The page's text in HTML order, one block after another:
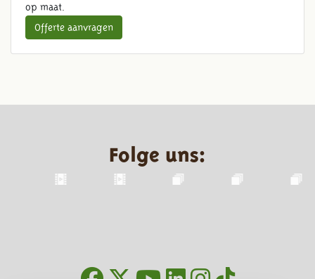
op maat.
Offerte aanvragen
Folge uns: